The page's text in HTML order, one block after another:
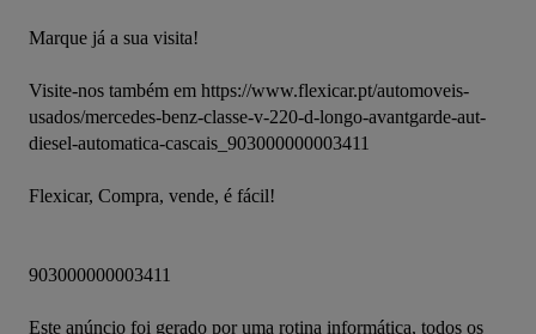
Marque já a sua visita!
Visite-nos também em https://www.flexicar.pt/automoveis-
usados/mercedes-benz-classe-v-220-d-longo-avantgarde-aut-
diesel-automatica-cascais_903000000003411
Flexicar, Compra, vende, é fácil!
903000000003411
Este anúncio foi gerado por uma rotina informática, todos os